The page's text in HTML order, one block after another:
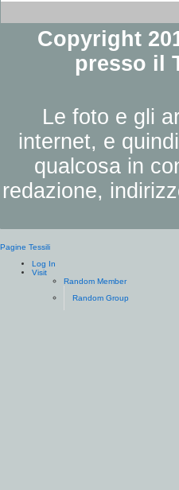
Copyright
presso il
Le foto e gli
internet, e
qualcosa in
redazione,
Pagine Tessili
Log In
Visit
Random Member
Random Group